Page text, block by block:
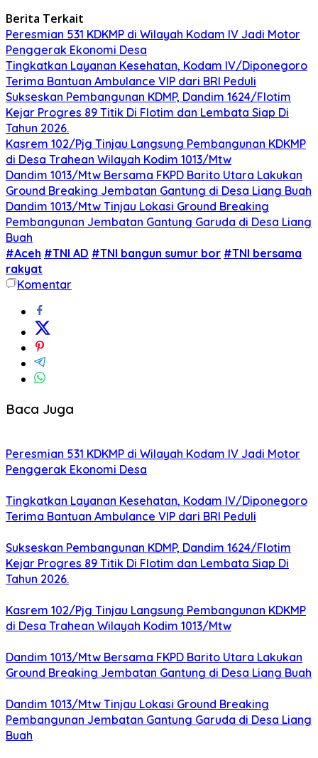
Berita Terkait
Peresmian 531 KDKMP di Wilayah Kodam IV Jadi Motor
Penggerak Ekonomi Desa
Tingkatkan Layanan Kesehatan, Kodam IV/Diponegoro
Terima Bantuan Ambulance VIP dari BRI Peduli
Sukseskan Pembangunan KDMP, Dandim 1624/Flotim
Kejar Progres 89 Titik Di Flotim dan Lembata Siap Di
Tahun 2026.
Kasrem 102/Pjg Tinjau Langsung Pembangunan KDKMP
di Desa Trahean Wilayah Kodim 1013/Mtw
Dandim 1013/Mtw Bersama FKPD Barito Utara Lakukan
Ground Breaking Jembatan Gantung di Desa Liang Buah
Dandim 1013/Mtw Tinjau Lokasi Ground Breaking
Pembangunan Jembatan Gantung Garuda di Desa Liang
Buah
#Aceh #TNI AD #TNI bangun sumur bor #TNI bersama
rakyat
Komentar
Baca Juga
Peresmian 531 KDKMP di Wilayah Kodam IV Jadi Motor
Penggerak Ekonomi Desa
Tingkatkan Layanan Kesehatan, Kodam IV/Diponegoro
Terima Bantuan Ambulance VIP dari BRI Peduli
Sukseskan Pembangunan KDMP, Dandim 1624/Flotim
Kejar Progres 89 Titik Di Flotim dan Lembata Siap Di
Tahun 2026.
Kasrem 102/Pjg Tinjau Langsung Pembangunan KDKMP
di Desa Trahean Wilayah Kodim 1013/Mtw
Dandim 1013/Mtw Bersama FKPD Barito Utara Lakukan
Ground Breaking Jembatan Gantung di Desa Liang Buah
Dandim 1013/Mtw Tinjau Lokasi Ground Breaking
Pembangunan Jembatan Gantung Garuda di Desa Liang
Buah